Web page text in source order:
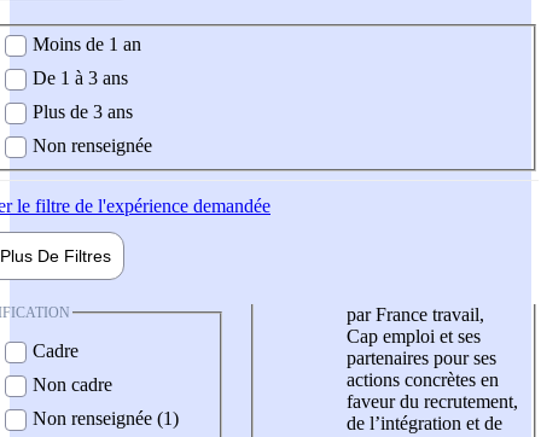
demandée
Moins de 1 an
De 1 à 3 ans
Plus de 3 ans
Non renseignée
le filtre de l'expérience demandée
Plus De Filtres
Cadre
Non cadre
Non renseignée (1)
par France travail,
Cap emploi et ses
partenaires pour ses
actions concrètes en
faveur du recrutement,
de l’intégration et de